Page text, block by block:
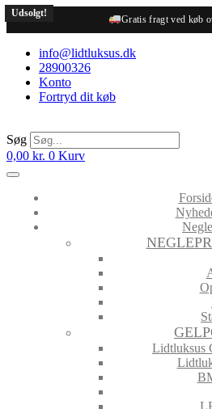
Videre
Gratis fragt ved køb
info@lidtluksus.dk
28900326
Konto
Fortryd dit køb
Søg
0,00 kr. 0 Kurv
Negle
Lidtluksus
Udsolgt!
Udsolgt!